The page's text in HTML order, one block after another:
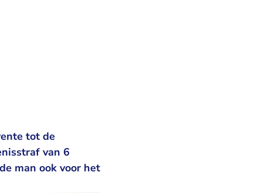
tot de
van 6
man ook voor het